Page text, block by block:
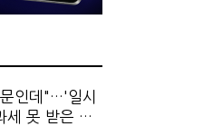
인데"…'일시
세 못 받은 사